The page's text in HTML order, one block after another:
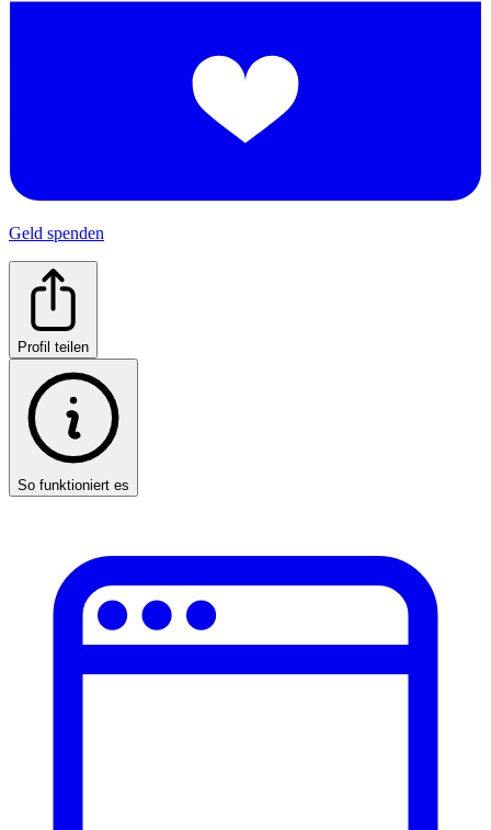
Geld spenden
Profil teilen
So funktioniert es